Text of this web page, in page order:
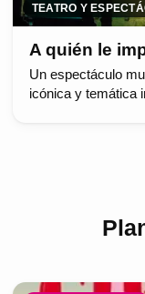
TEATRO Y
A quién le
Un espectáculo
icónica y temática